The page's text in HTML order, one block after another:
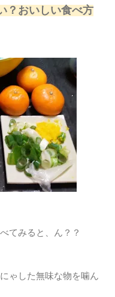
？おいしい食べ方
てみると、ん？？
ゃした無味な物を噛ん